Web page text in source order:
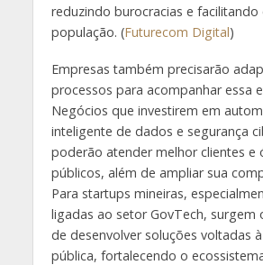
reduzindo burocracias e facilitando
população. (Futurecom Digital)
Empresas também precisarão
processos para acompanhar essa
Negócios que investirem em
inteligente de dados e segurança
poderão atender melhor clientes e
públicos, além de ampliar sua
Para startups mineiras,
ligadas ao setor GovTech, surgem
de desenvolver soluções voltadas
pública, fortalecendo o